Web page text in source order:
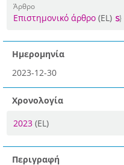
Άρθρο
Επιστημονικό άρθρο (EL)
Ημερομηνία
2023-12-30
Χρονολογία
2023 (EL)
Περιγραφή